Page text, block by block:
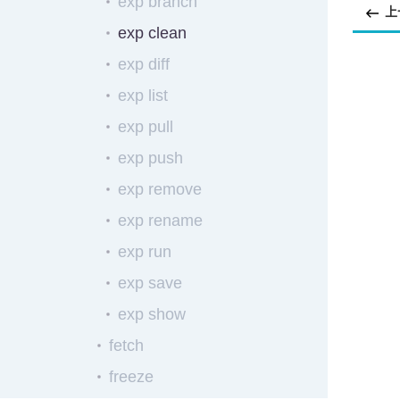
exp clean
exp diff
exp list
exp pull
exp push
exp remove
exp rename
exp run
exp save
exp show
fetch
freeze
上